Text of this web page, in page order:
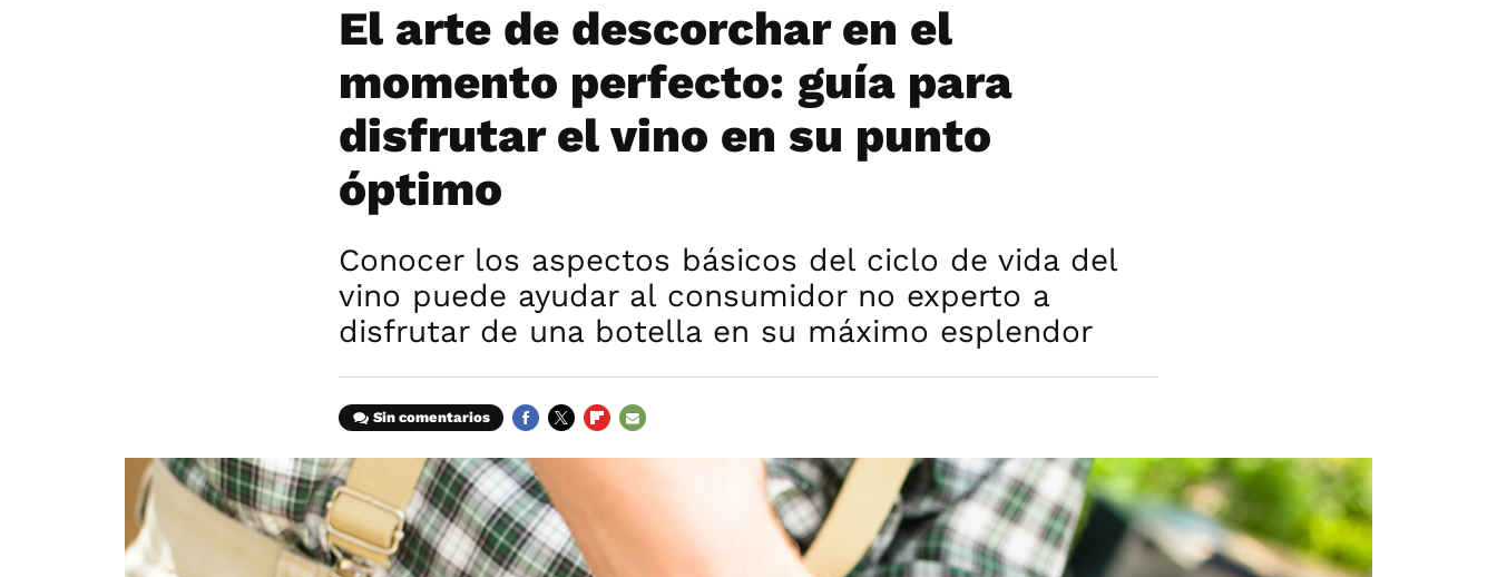
El arte de descorchar en el
momento perfecto: guía para
disfrutar el vino en su punto
óptimo
Conocer los aspectos básicos del ciclo de vida del
vino puede ayudar al consumidor no experto a
disfrutar de una botella en su máximo esplendor
Sin comentarios